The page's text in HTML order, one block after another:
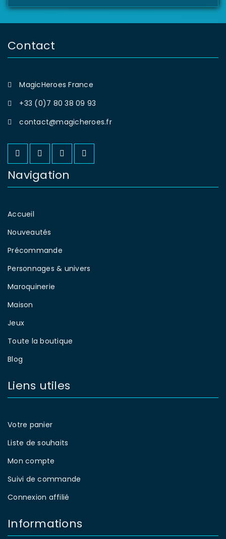
Contact
MagicHeroes France
+33 (0)7 80 38 09 93
contact@magicheroes.fr
Navigation
Accueil
Nouveautés
Précommande
Personnages & univers
Maroquinerie
Maison
Jeux
Toute la boutique
Blog
Liens utiles
Votre panier
Liste de souhaits
Mon compte
Suivi de commande
Connexion affilié
Informations